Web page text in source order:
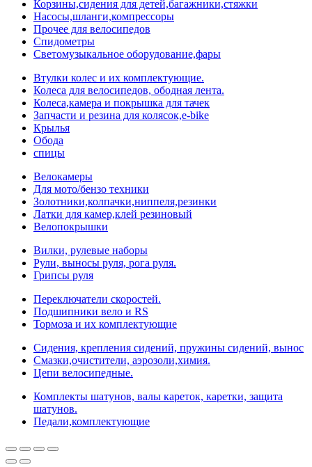
Корзины,сидения для детей,багажники,стяжки
Насосы,шланги,компрессоры
Прочее для велосипедов
Спидометры
Светомузыкальное оборудование,фары
Втулки колес и их комплектующие.
Колеса для велосипедов, ободная лента.
Колеса,камера и покрышка для тачек
Запчасти и резина для колясок,e-bike
Крылья
Обода
спицы
Велокамеры
Для мото/бензо техники
Золотники,колпачки,ниппеля,резинки
Латки для камер,клей резиновый
Велопокрышки
Вилки, рулевые наборы
Рули, выносы руля, рога руля.
Грипсы руля
Переключатели скоростей.
Подшипники вело и RS
Тормоза и их комплектующие
Сидения, крепления сидений, пружины сидений, вынос
Смазки,очистители, аэрозоли,химия.
Цепи велосипедные.
Комплекты шатунов, валы кареток, каретки, защита
шатунов.
Педали,комплектующие